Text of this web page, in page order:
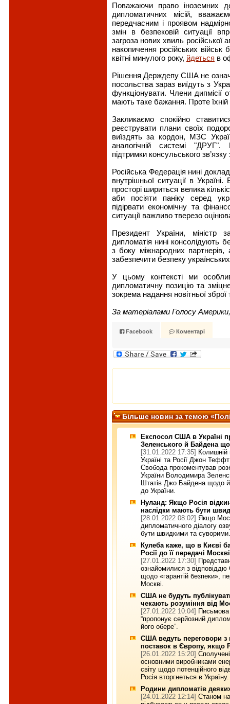
Поважаючи право іноземних
дипломатичних місій,
передчасним і проявом
змін в безпековій ситуації
загроза нових хвиль російської
накопичення російських
квітні минулого року, йдеться в
Рішення Держдепу США не
посольства зараз виїдуть з
функціонувати. Члени дипмісії
мають таке бажання. Проте їхній
Закликаємо спокійно
реєструвати плани своїх
виїздять за кордон, МЗС
аналогічній системі
підтримки консульського
Російська Федерація нині
внутрішньої ситуації в
просторі шириться велика
аби посіяти паніку серед
підірвати економічну та
ситуації важливо тверезо
Президент України, міністр
дипломатія нині консолідують
з боку міжнародних
забезпечити безпеку
У цьому контексті ми
дипломатичну позицію та
зокрема надання новітньої зброї
За матеріалами Голосу
Facebook Коментарі
Більше новин за темою
Експосол США в Україні
Зеленського й Байдена
[31.01.2022 17:35] Колишній
Україні та Росії Джон
Свобода прокоментував
України Володимира
Штатів Джо Байдена щодо
до України.
Нуланд: Якщо Росія
наслідки мають бути
[28.01.2022 08:02] Якщо
дипломатичного діалогу
бути швидкими та суворими.
Кулеба каже, що в Києві
Росії до її передачі Москві
[27.01.2022 17:30]
ознайомилися з відповіддю
щодо «гарантій безпеки»,
Москві.
США не будуть
чекають розуміння від
[27.01.2022 10:04] Письмова
“пропонує серйозний
його обере”.
США ведуть переговори з
поставок в Європу, якщо
[26.01.2022 15:20]
основними виробниками
світу щодо потенційного
Росія вторгнеться в Україну.
Родини дипломатів
[24.01.2022 12:14] Станом